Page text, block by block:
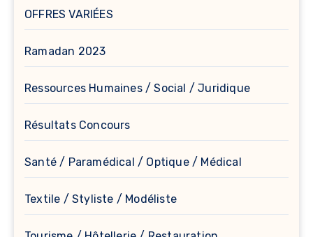
OFFRES VARIÉES
Ramadan 2023
Ressources Humaines / Social / Juridique
Résultats Concours
Santé / Paramédical / Optique / Médical
Textile / Styliste / Modéliste